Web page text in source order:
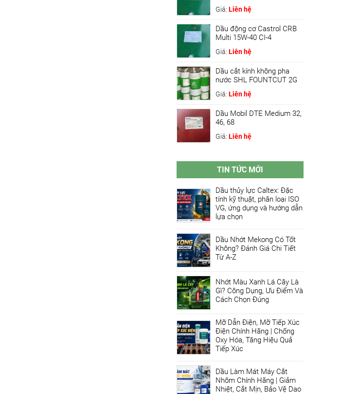
Giá: Liên hệ
Dầu động cơ Castrol CRB
Multi 15W-40 CI-4
Giá: Liên hệ
Dầu cắt kính không pha
nước SHL FOUNTCUT 2G
Giá: Liên hệ
Dầu Mobil DTE Medium 32,
46, 68
Giá: Liên hệ
TIN TỨC MỚI
Dầu thủy lực Caltex: Đặc
tính kỹ thuật, phân loại ISO
VG, ứng dụng và hướng dẫn
lựa chọn
Dầu Nhớt Mekong Có Tốt
Không? Đánh Giá Chi Tiết
Từ A-Z
Nhớt Màu Xanh Lá Cây Là
Gì? Công Dụng, Ưu Điểm Và
Cách Chọn Đúng
Mỡ Dẫn Điện, Mỡ Tiếp Xúc
Điện Chính Hãng | Chống
Oxy Hóa, Tăng Hiệu Quả
Tiếp Xúc
Dầu Làm Mát Máy Cắt
Nhôm Chính Hãng | Giảm
Nhiệt, Cắt Mịn, Bảo Vệ Dao